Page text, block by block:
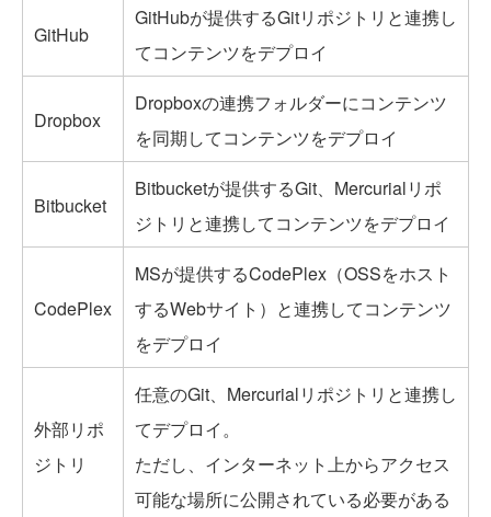
GitHub
GitHubが提供するGitリポジトリと連携し
てコンテンツをデプロイ
Dropbox
Dropboxの連携フォルダーにコンテンツ
を同期してコンテンツをデプロイ
Bitbucket
Bitbucketが提供するGit、Mercurialリポ
ジトリと連携してコンテンツをデプロイ
CodePlex
MSが提供するCodePlex（OSSをホスト
するWebサイト）と連携してコンテンツ
をデプロイ
外部リポ
ジトリ
任意のGit、Mercurialリポジトリと連携し
てデプロイ。
ただし、インターネット上からアクセス
可能な場所に公開されている必要がある